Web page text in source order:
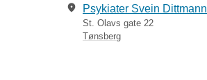
Psykiater Svein Dittmann
St. Olavs gate 22
Tønsberg